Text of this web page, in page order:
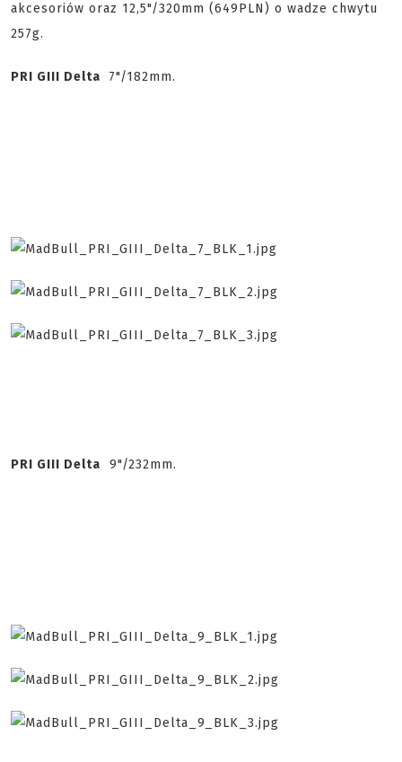
akcesoriów oraz 12,5"/320mm (649PLN) o wadze chwytu
257g.
PRI GIII Delta 7"/182mm.
PRI GIII Delta 9"/232mm.